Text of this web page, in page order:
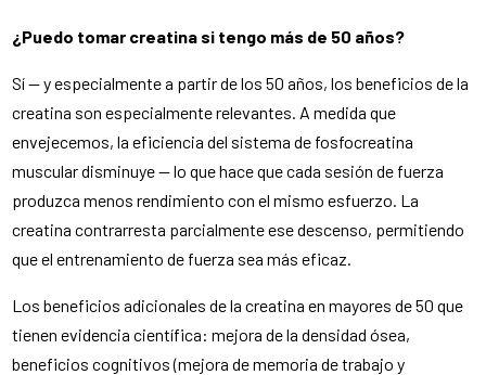
¿Puedo tomar creatina si tengo más de 50 años?
Sí — y especialmente a partir de los 50 años, los beneficios de la
creatina son especialmente relevantes. A medida que
envejecemos, la eficiencia del sistema de fosfocreatina
muscular disminuye — lo que hace que cada sesión de fuerza
produzca menos rendimiento con el mismo esfuerzo. La
creatina contrarresta parcialmente ese descenso, permitiendo
que el entrenamiento de fuerza sea más eficaz.
Los beneficios adicionales de la creatina en mayores de 50 que
tienen evidencia científica: mejora de la densidad ósea,
beneficios cognitivos (mejora de memoria de trabajo y